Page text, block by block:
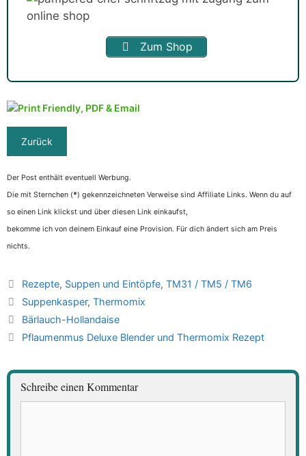
Zum Shop
Der Post enthält eventuell Werbung.
Die mit Sternchen (*) gekennzeichneten Verweise sind Affiliate Links. Wenn du auf
so einen Link klickst und über diesen Link einkaufst,
bekomme ich von deinem Einkauf eine Provision. Für dich ändert sich am Preis
nichts.
Kategorien
Rezepte, Suppen und Eintöpfe, TM31 / TM5 / TM6
Schlagwörter
Suppenkasper, Thermomix
Bärlauch-Hollandaise
Pflaumenmus Deluxe Blender und Thermomix Rezept
Schreibe einen Kommentar